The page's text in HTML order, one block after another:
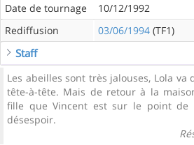
Date de tournage
10/12/1992
Rediffusion
03/06/1994 (TF1)
Staff
Les abeilles sont très jalouses, Lola va
tête-à-tête. Mais de retour à la
fille que Vincent est sur le point de
désespoir.